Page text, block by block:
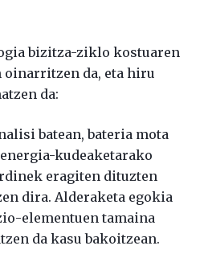
bizitza-ziklo kostuaren
oinarritzen da, eta hiru
da:
batean, bateria mota
kudeaketarako
eragiten dituzten
dira. Alderaketa egokia
elementuen tamaina
da kasu bakoitzean.